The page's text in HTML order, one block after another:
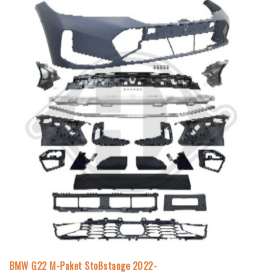
BMW G22 M-Paket Stoßstange 2022-